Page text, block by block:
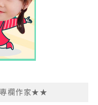
欄作家★★